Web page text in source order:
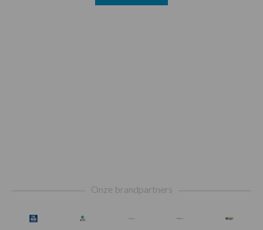
Onze brandpartners